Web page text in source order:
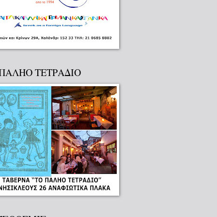
ΤΕΤΡΑΔΙΟ